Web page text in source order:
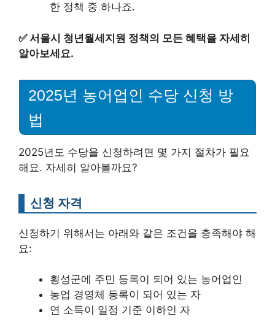
한 정책 중 하나죠.
✅서울시 청년월세지원 정책의 모든 혜택을 자세히
알아보세요.
2025년 농어업인 수당 신청 방
법
2025년도 수당을 신청하려면 몇 가지 절차가 필요
해요. 자세히 알아볼까요?
신청 자격
신청하기 위해서는 아래와 같은 조건을 충족해야 해
요:
횡성군에 주민 등록이 되어 있는 농어업인
농업 경영체 등록이 되어 있는 자
연 소득이 일정 기준 이하인 자